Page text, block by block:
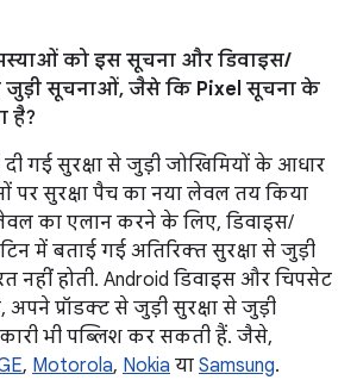
को इस सूचना और डिवाइस/
से जुड़ी सूचनाओं, जैसे कि Pixel सूचना के
है?
गई सुरक्षा से जुड़ी जोखिमियों के आधार
पर सुरक्षा पैच का नया लेवल तय किया
का एलान करने के लिए, डिवाइस/
में बताई गई अतिरिक्त सुरक्षा से जुड़ी
नहीं होती. Android डिवाइस और चिपसेट
अपने प्रॉडक्ट से जुड़ी सुरक्षा से जुड़ी
भी पब्लिश कर सकती हैं. जैसे,
, Motorola, Nokia या Samsung.